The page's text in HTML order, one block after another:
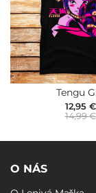
Tengu
12,95 €
14,99 €
O NÁS